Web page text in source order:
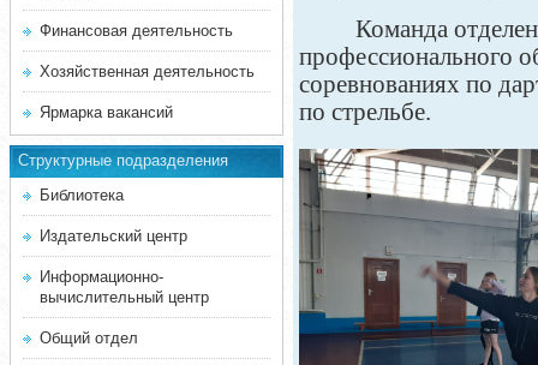
Финансовая деятельность
Хозяйственная деятельность
Ярмарка вакансий
Структурные подразделения
Библиотека
Издательский центр
Информационно-
вычислительный центр
Общий отдел
Команда
профессионального
соревнованиях по
по стрельбе.